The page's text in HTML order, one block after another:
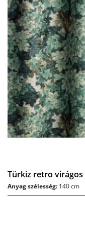
Türkiz retro
Anyag szélesség: 140 cm